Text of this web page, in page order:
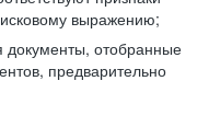
выражению;
документы, отобранные
предварительно